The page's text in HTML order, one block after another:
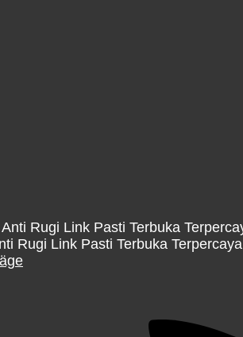
Rugi Link Pasti Terbuka Terpercaya